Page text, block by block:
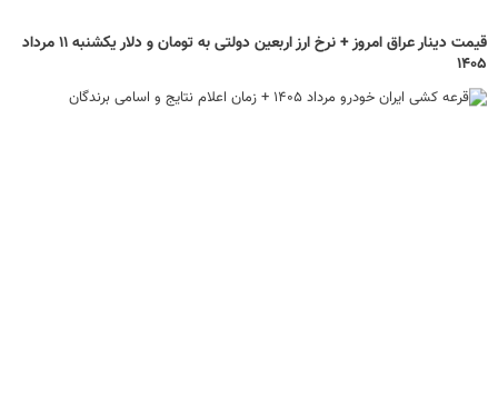
قیمت دینار عراق امروز + نرخ ارز اربعین دولتی به تومان و دلار یکشنبه ۱۱ مرداد
۱۴۰۵